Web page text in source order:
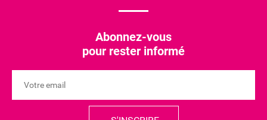
Abonnez-vous
pour rester informé